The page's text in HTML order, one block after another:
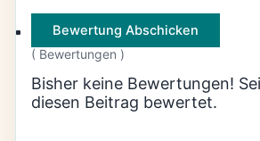
Bewertung Abschicken
( Bewertungen )
Bisher keine Bewertungen!
diesen Beitrag bewertet.